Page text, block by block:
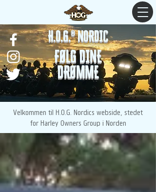
H.O.G.® NORDIC
FØLG DINE
DRØMME
Velkommen til H.O.G. Nordics webside, stedet
for Harley Owners Group i Norden